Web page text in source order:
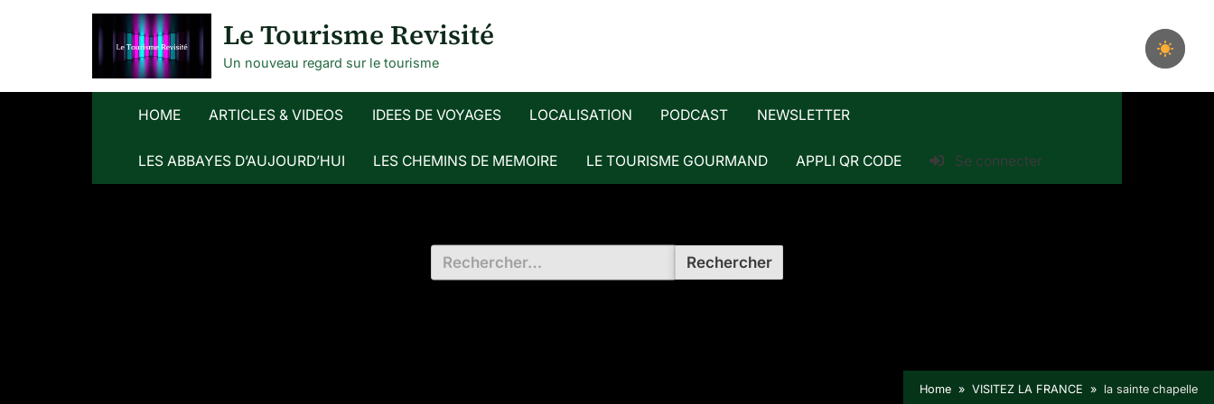
Le Tourisme Revisité
Un nouveau regard sur le tourisme
HOME ARTICLES & VIDEOS IDEES DE VOYAGES LOCALISATION PODCAST NEWSLETTER
LES ABBAYES D’AUJOURD’HUI LES CHEMINS DE MEMOIRE LE TOURISME GOURMAND APPLI QR CODE Se connecter
Rechercher :
Home VISITEZ LA FRANCE la sainte chapelle